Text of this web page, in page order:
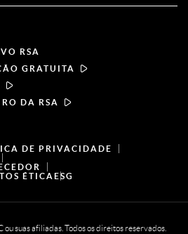
RSA
GRATUITA
DA RSA
DE PRIVACIDADE
ÉTICA ESG
suas afiliadas. Todos os direitos reservados.